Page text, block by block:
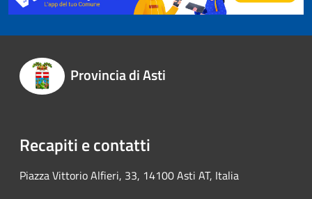
Provincia di Asti
Recapiti e contatti
Piazza Vittorio Alfieri, 33, 14100 Asti AT, Italia